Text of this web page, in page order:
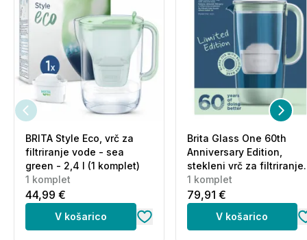
BRITA Style Eco, vrč za
filtriranje vode - sea
green - 2,4 l (1 komplet)
1 komplet
44,99 €
V košarico
Brita Glass One 60th
Anniversary Edition,
stekleni vrč za filtriranje
vode - zelen - 2,5 l (1
komplet)
1 komplet
79,91 €
V košarico